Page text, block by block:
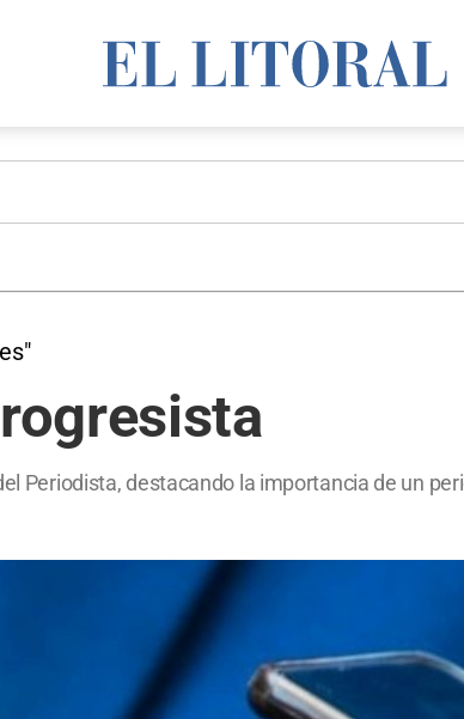
Periodista, destacando la importancia de un